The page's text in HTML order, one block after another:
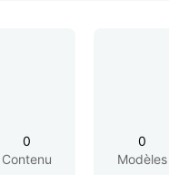
0
Contenu
0
Modèles